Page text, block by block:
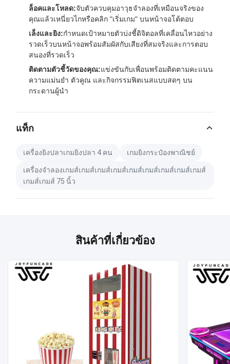
ล็อคและโหลด:จับตัวควบคุมอาวุธจำลองที่เหมือนจริงของ
คุณแล้วเหนี่ยวไกหรือคลิก "เริ่มเกม" บนหน้าจอโต้ตอบ
เล็งและยิง:กำหนดเป้าหมายตัวบ่งชี้ดิจิตอลที่เคลื่อนไหวอย่าง
รวดเร็วบนหน้าจอพร้อมสัมผัสกับเสียงที่สมจริงและการตอบ
สนองที่รวดเร็ว
ติดตามตัวชี้วัดของคุณ:แข่งขันกับเพื่อนพร้อมติดตามคะแนน
ความแม่นยำ ตัวคูณ และกิจกรรมฟิตเนสแบบสดๆ บน
กระดานผู้นำ
แท็ก
เครื่องยิงปลาเกมยิงปลา 4 คน เกมยิงกระป๋องพาณิชย์
เครื่องจําลองเกมส์เกมส์เกมส์เกมส์เกมส์เกมส์เกมส์เกมส์เกมส์
เกมส์เกมส์ 75 นิ้ว
สินค้าที่เกี่ยวข้อง